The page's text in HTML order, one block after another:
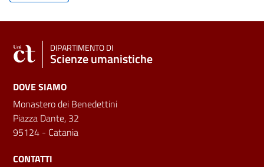
DIPARTIMENTO DI
Scienze umanistiche
DOVE SIAMO
Monastero dei Benedettini
Piazza Dante, 32
95124 - Catania
CONTATTI